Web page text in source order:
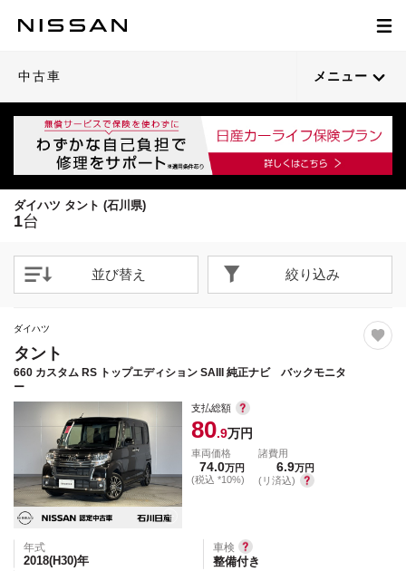
中古車 メニュー
ダイハツ タント (石川県)
1台
並び替え 絞り込み
28
閉じる
ダイハツ
タント
660 カスタム RS トップエディション SAIII 純正ナビ バックモニタ
ー
支払総額
80.9万円
車両価格
74.0万円
(税込 *10%)
諸費用
6.9万円
(リ済込)
年式
2018(H30)年
車検
整備付き